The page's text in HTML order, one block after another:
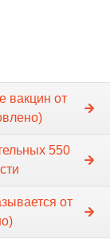
вакцин от
550
от